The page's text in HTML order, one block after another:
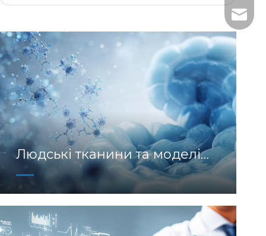
Людські тканини та моделі
Ex Vivo
+86-